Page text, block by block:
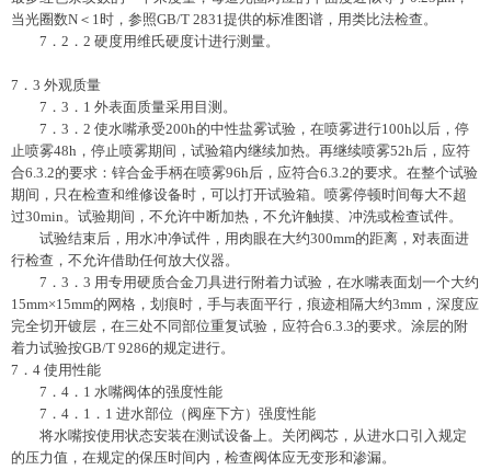
当光圈数N＜1时，参照GB/T 2831提供的标准图谱，用类比法检查。
7．2．2 硬度用维氏硬度计进行测量。
7．3 外观质量
7．3．1 外表面质量采用目测。
7．3．2 使水嘴承受200h的中性盐雾试验，在喷雾进行100h以后，停
止喷雾48h，停止喷雾期间，试验箱内继续加热。再继续喷雾52h后，应符
合6.3.2的要求：锌合金手柄在喷雾96h后，应符合6.3.2的要求。在整个试验
期间，只在检查和维修设备时，可以打开试验箱。喷雾停顿时间每大不超
过30min。试验期间，不允许中断加热，不允许触摸、冲洗或检查试件。
试验结束后，用水冲净试件，用肉眼在大约300mm的距离，对表面进
行检查，不允许借助任何放大仪器。
7．3．3 用专用硬质合金刀具进行附着力试验，在水嘴表面划一个大约
15mm×15mm的网格，划痕时，手与表面平行，痕迹相隔大约3mm，深度应
完全切开镀层，在三处不同部位重复试验，应符合6.3.3的要求。涂层的附
着力试验按GB/T 9286的规定进行。
7．4 使用性能
7．4．1 水嘴阀体的强度性能
7．4．1．1 进水部位（阀座下方）强度性能
将水嘴按使用状态安装在测试设备上。关闭阀芯，从进水口引入规定
的压力值，在规定的保压时间内，检查阀体应无变形和渗漏。